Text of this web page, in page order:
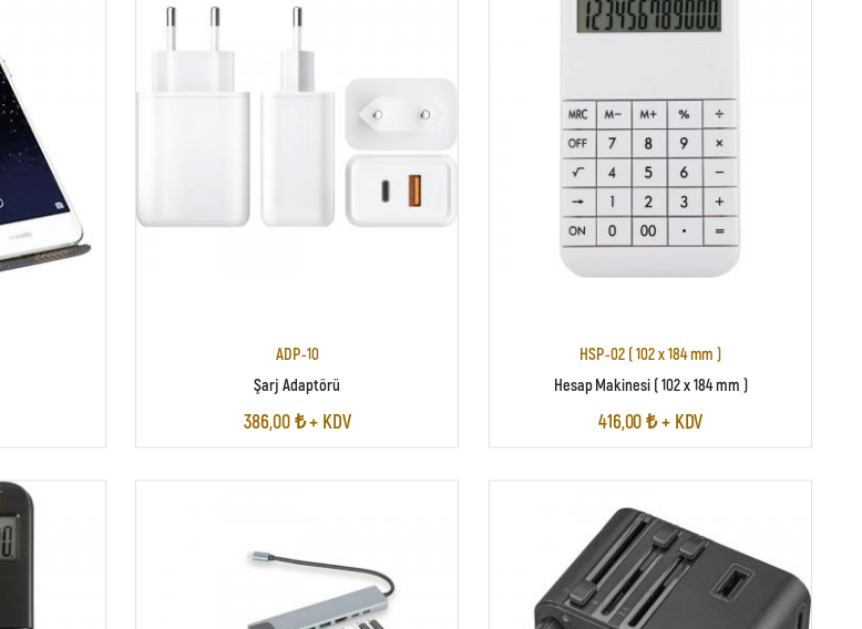
ADP-10
Şarj Adaptörü
386,00 ₺ + KDV
HSP-02 ( 102 x 184 mm )
Hesap Makinesi ( 102 x 184 mm )
416,00 ₺ + KDV